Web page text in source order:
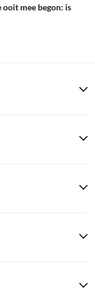
mee begon: is